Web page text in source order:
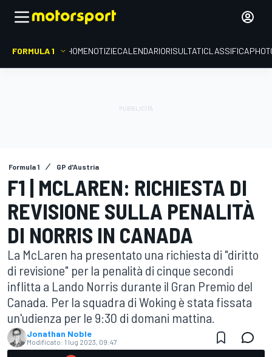
FORMULA 1 HOMENOTIZIECALENDARIORISULTATICLASSIFICA
Formula 1 GP d'Austria
F1 | MCLAREN: RICHIESTA DI
REVISIONE SULLA PENALITÀ
DI NORRIS IN CANADA
La McLaren ha presentato una richiesta di "diritto
di revisione" per la penalità di cinque secondi
inflitta a Lando Norris durante il Gran Premio del
Canada. Per la squadra di Woking è stata fissata
un'udienza per le 9:30 di domani mattina.
Jonathan Noble
Modificato: 1 lug 2023, 09:47